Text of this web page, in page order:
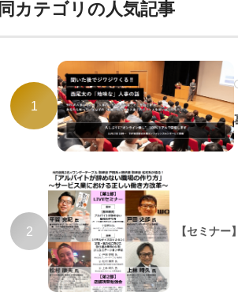
同カテゴリの人気記事
1
2 【セミナ